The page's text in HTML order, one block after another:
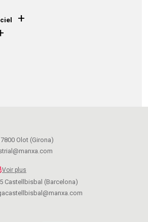
+
Olot (Girona)
Voir plus
Castellbisbal (Barcelona)